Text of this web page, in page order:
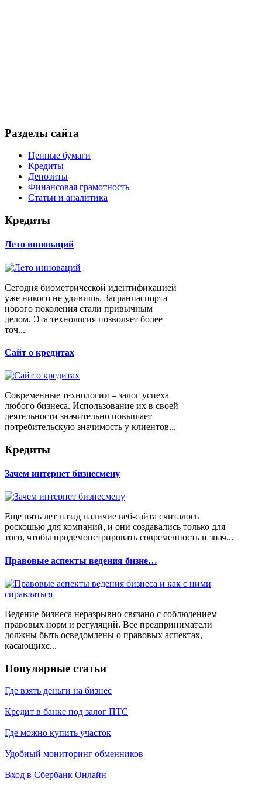
Разделы сайта
Ценные бумаги
Кредиты
Депозиты
Финансовая грамотность
Статьи и аналитика
Кредиты
Лето инноваций
Сегодня биометрической идентификацией
уже никого не удивишь. Загранпаспорта
нового поколения стали привычным
делом. Эта технология позволяет более
точ...
Сайт о кредитах
Современные технологии – залог успеха
любого бизнеса. Использование их в своей
деятельности значительно повышает
потребительскую значимость у клиентов...
Кредиты
Зачем интернет бизнесмену
Еще пять лет назад наличие веб-сайта считалось
роскошью для компаний, и они создавались только для
того, чтобы продемонстрировать современность и знач...
Правовые аспекты ведения бизне…
Ведение бизнеса неразрывно связано с соблюдением
правовых норм и регуляций. Все предприниматели
должны быть осведомлены о правовых аспектах,
касающихс...
Популярные статьи
Где взять деньги на бизнес
Кредит в банке под залог ПТС
Где можно купить участок
Удобный мониторинг обменников
Вход в Сбербанк Онлайн